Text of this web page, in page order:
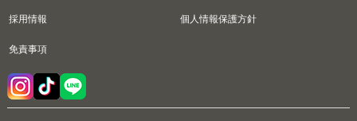
採用情報 個人情報保護方針
免責事項